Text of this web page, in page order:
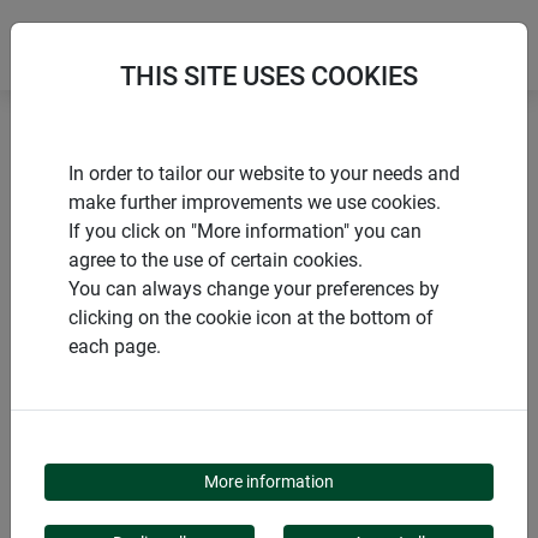
Accueil
Insectes volants
Tube de rechange pour lampes anti-insectes
PRODUITS
TUBE DE RECHANGE
POUR LAMPES ANTI-
THIS SITE USES COOKIES
In order to tailor our website to your needs and
make further improvements we use cookies.
If you click on "More information" you can
agree to the use of certain cookies.
You can always change your preferences by
clicking on the cookie icon at the bottom of
each page.
More information